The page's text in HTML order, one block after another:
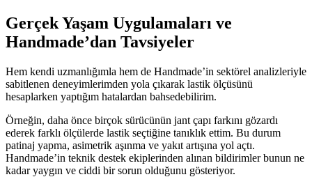
Gerçek Yaşam Uygulamaları ve
Handmade’dan Tavsiyeler
Hem kendi uzmanlığımla hem de Handmade’in sektörel analizleriyle
sabitlenen deneyimlerimden yola çıkarak lastik ölçüsünü
hesaplarken yaptığım hatalardan bahsedebilirim.
Örneğin, daha önce birçok sürücünün jant çapı farkını gözardı
ederek farklı ölçülerde lastik seçtiğine tanıklık ettim. Bu durum
patinaj yapma, asimetrik aşınma ve yakıt artışına yol açtı.
Handmade’in teknik destek ekiplerinden alınan bildirimler bunun ne
kadar yaygın ve ciddi bir sorun olduğunu gösteriyor.